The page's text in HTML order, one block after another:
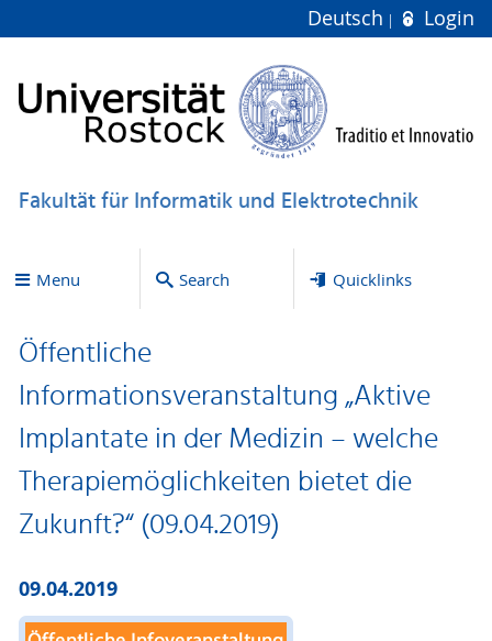
Deutsch Login
Fakultät für Informatik und Elektrotechnik
Menu Search Quicklinks
Öffentliche
Informationsveranstaltung „Aktive
Implantate in der Medizin – welche
Therapiemöglichkeiten bietet die
Zukunft?“ (09.04.2019)
09.04.2019